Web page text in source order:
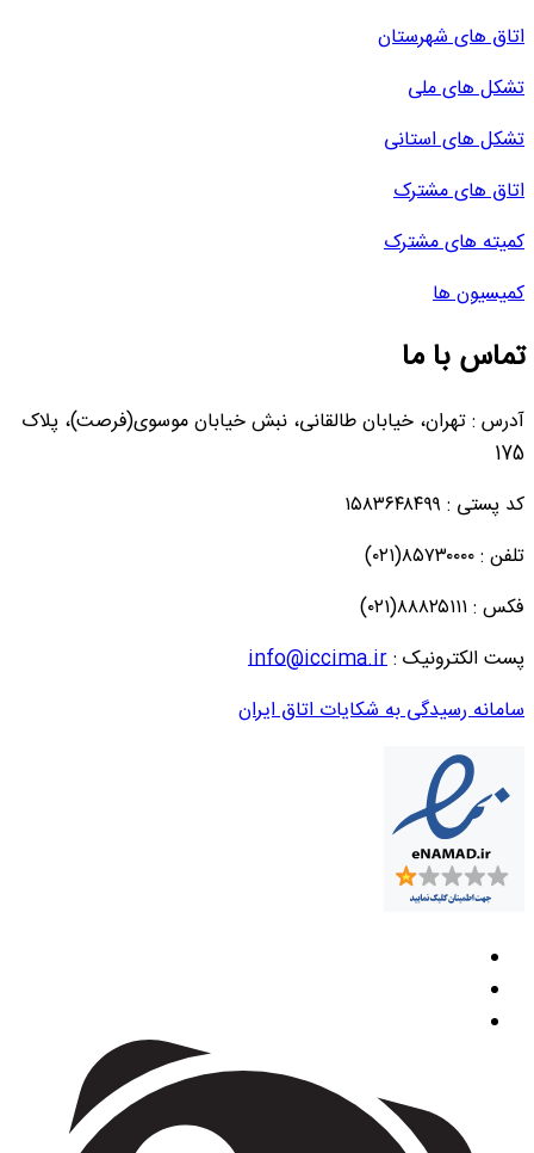
اتاق های شهرستان
تشکل های ملی
تشکل های استانی
اتاق های مشترک
کمیته های مشترک
کمیسیون ها
تماس با ما
آدرس : تهران، خیابان طالقانی، نبش خیابان موسوی(فرصت)، پلاک
175
کد پستی : ۱۵۸۳۶۴۸۴۹۹
تلفن : ۸۵۷۳۰۰۰۰(۰۲۱)
فکس : ۸۸۸۲۵۱۱۱(۰۲۱)
پست الکترونیک :info@iccima.ir
سامانه رسیدگی به شکایات اتاق ایران